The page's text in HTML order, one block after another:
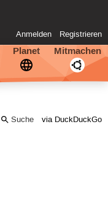
Anmelden Registrieren
Planet Mitmachen
via DuckDuckGo